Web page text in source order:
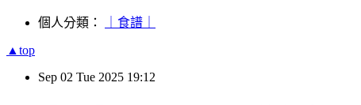
個人分類： ｜食譜｜
▲top
Sep 02 Tue 2025 19:12